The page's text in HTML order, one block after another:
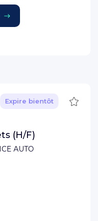
AUTO
Expire bientôt
(H/F)